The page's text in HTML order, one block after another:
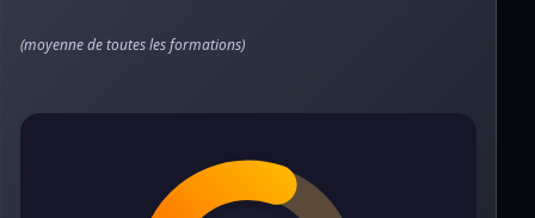
(moyenne de toutes les formations)